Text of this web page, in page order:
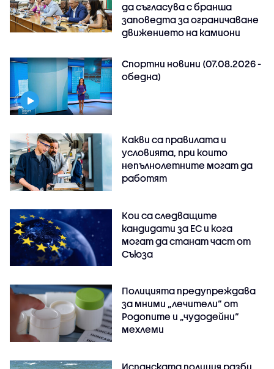
да съгласува с бранша
заповедта за ограничаване
движението на камиони
Спортни новини (07.08.2026 -
обедна)
Какви са правилата и
условията, при които
непълнолетните могат да
работят
Кои са следващите
кандидати за ЕС и кога
могат да станат част от
Съюза
Полицията предупреждава
за мними „лечители“ от
Родопите и „чудодейни“
мехлеми